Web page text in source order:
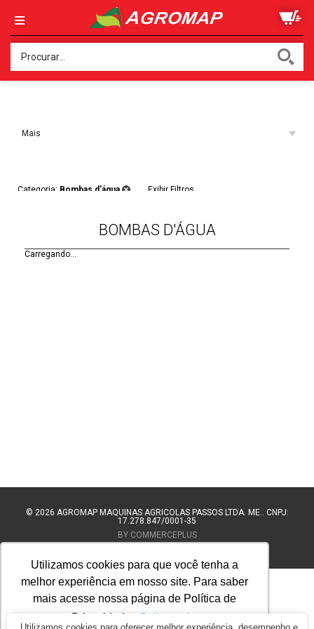
Utilizamos cookies para que você tenha a
melhor experiência em nosso site. Para saber
mais acesse nossa página de Política de
Privacidade.
Saiba mais
Mais
Categoria: Bombas d'água Exibir Filtros
BOMBAS D'ÁGUA
Carregando...
© 2026 AGROMAP MAQUINAS AGRÍCOLAS PASSOS LTDA. ME.. CNPJ:
17.278.847/0001-35
BY COMMERCEPLUS